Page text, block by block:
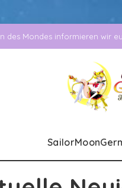
des Mondes informieren wir